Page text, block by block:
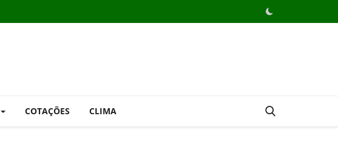
COTAÇÕES CLIMA